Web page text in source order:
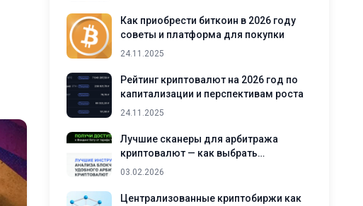
Как приобрести биткоин в 2026 году
советы и платформа для покупки
24.11.2025
Рейтинг криптовалют на 2026 год по
капитализации и перспективам роста
24.11.2025
Лучшие сканеры для арбитража
криптовалют — как выбрать
подходящий инструмент
03.02.2026
Централизованные криптобиржи как